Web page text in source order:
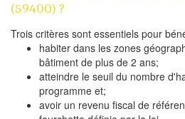
(59400) ?
Trois critères sont essentiels pour
habiter dans les zones
bâtiment de plus de 2 ans;
atteindre le seuil du nombre
programme et;
avoir un revenu fiscal de